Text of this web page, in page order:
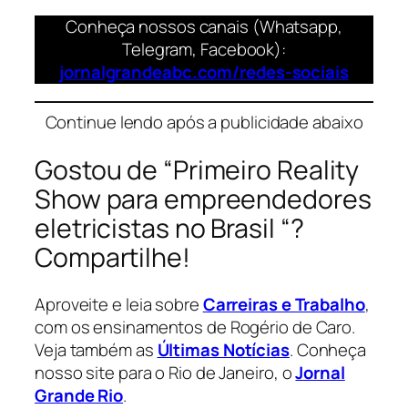
Conheça nossos canais (Whatsapp,
Telegram, Facebook):
jornalgrandeabc.com/redes-sociais
Continue lendo após a publicidade abaixo
Gostou de “Primeiro Reality
Show para empreendedores
eletricistas no Brasil “?
Compartilhe!
Aproveite e leia sobreCarreiras e Trabalho,
com os ensinamentos de Rogério de Caro.
Veja também as Últimas Notícias. Conheça
nosso site para o Rio de Janeiro, oJornal
Grande Rio.